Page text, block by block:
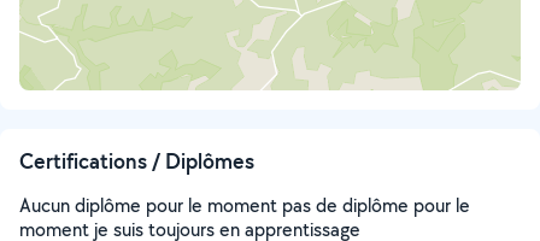
Certifications / Diplômes
Aucun diplôme pour le moment pas de diplôme pour le
moment je suis toujours en apprentissage